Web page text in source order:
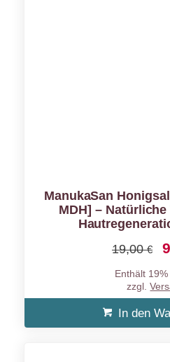
ManukaSan
MDH] –
19,00€
Enthält 19%
zzgl.
In den